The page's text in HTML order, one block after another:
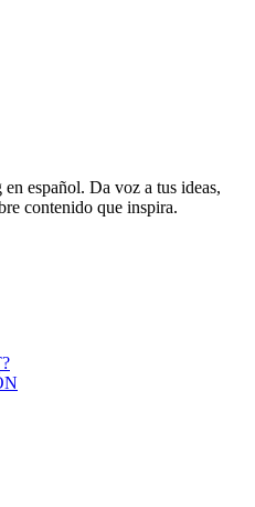
español. Da voz a tus ideas,
contenido que inspira.